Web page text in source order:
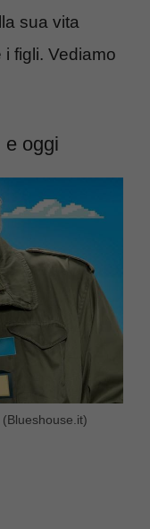
sua vita
figli. Vediamo
e oggi